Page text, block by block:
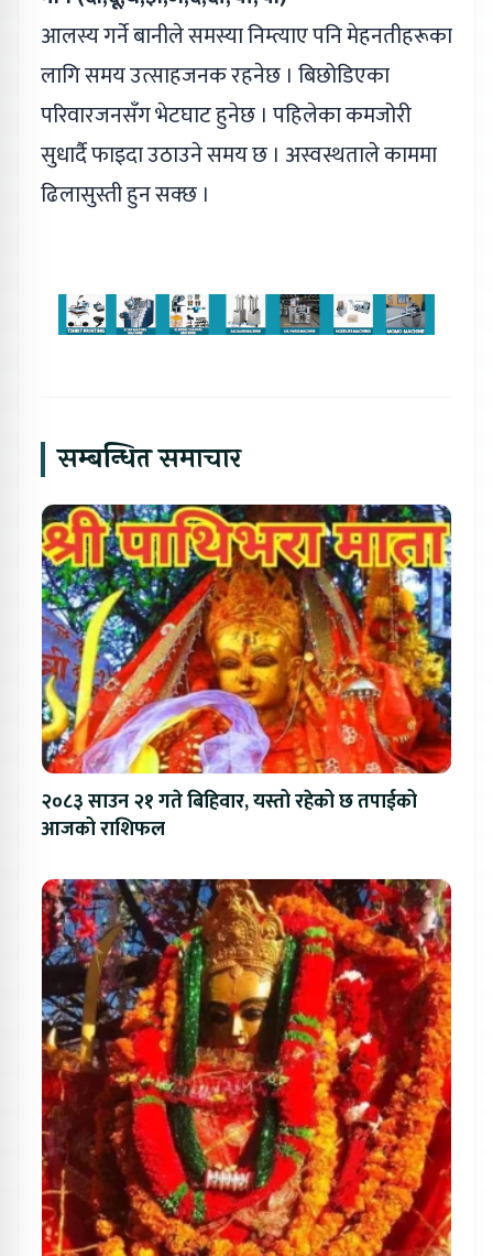
आलस्य गर्ने बानीले समस्या निम्त्याए पनि मेहनतीहरूका
लागि समय उत्साहजनक रहनेछ । बिछोडिएका
परिवारजनसँग भेटघाट हुनेछ । पहिलेका कमजोरी
सुधार्दै फाइदा उठाउने समय छ । अस्वस्थताले काममा
ढिलासुस्ती हुन सक्छ ।
सम्बन्धित समाचार
२०८३ साउन २१ गते बिहिवार, यस्तो रहेको छ तपाईको
आजको राशिफल